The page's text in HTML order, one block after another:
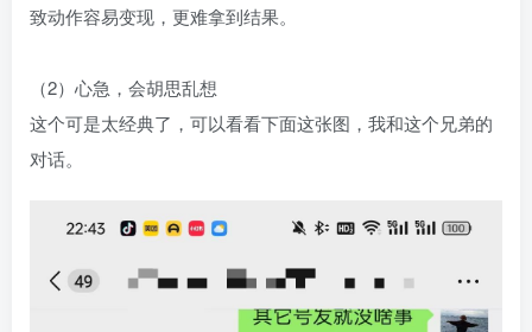
致动作容易变现，更难拿到结果。​
（2）心急，会胡思乱想​
这个可是太经典了，可以看看下面这张图，我和这个兄弟的
对话。